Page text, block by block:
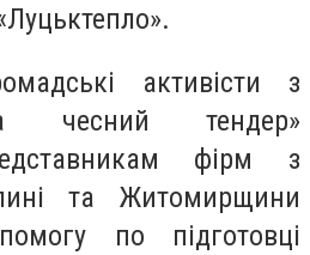
активісти з
чесний тендер»
фірм з
та Житомирщини
по підготовці